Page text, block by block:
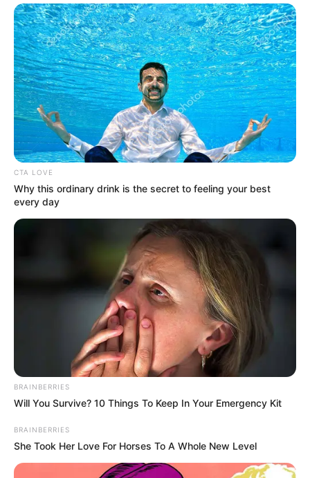
Ma 61 éves Orbán Viktor, Magyarország
miniszterelnöke. Boldog születésnapot! Köszöntsük
Őt tisztelettel és sok sok szívvel! Orbán Viktor
(Székesfehérvár, 1963. július 20. – ) magyar jogász
és politikus.
A demokráciába vezető magyar átmenet egyik
Imre és társai újratemetésén elmondott beszédét
követően vált ismert politikai személyiséggé
Orbán Viktor teljes neve Orbán Viktor Mihály; a
második utónevét nagyapja után kapta. Apai
nagyapja, Orbán Mihály állatorvossegéd és
állattenyésztési brigádvezető a második
világháború után került Alcsútdobozra, ahol
gazdálkodással foglalkozott.
Édesapja Orbán Győző (1940) mezőgazdasági
üzemmérnök, vállalkozó,édesanyja Sípos Erzsébet
CTA LOVE
Why this ordinary drink is the secret to feeling your best
every day
BRAINBERRIES
Will You Survive? 10 Things To Keep In Your Emergency Kit
BRAINBERRIES
She Took Her Love For Horses To A Whole New Level